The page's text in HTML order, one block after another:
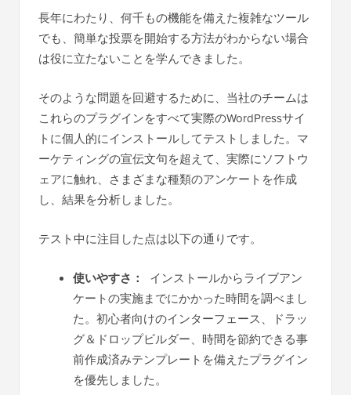
長年にわたり、何千もの機能を備えた複雑なツール
でも、簡単な投票を開始する方法がわからない場合
は役に立たないことを学んできました。
そのような問題を回避するために、当社のチームは
これらのプラグインをすべて実際のWordPressサイ
トに個人的にインストールしてテストしました。マ
ーケティングの宣伝文句を超えて、実際にソフトウ
ェアに触れ、さまざまな種類のアンケートを作成
し、結果を分析しました。
テスト中に注目した点は以下の通りです。
使いやすさ：
インストールからライブアン
ケートの実施までにかかった時間を調べまし
た。初心者向けのインターフェース、ドラッ
グ＆ドロップビルダー、時間を節約できる事
前作成済みテンプレートを備えたプラグイン
を優先しました。